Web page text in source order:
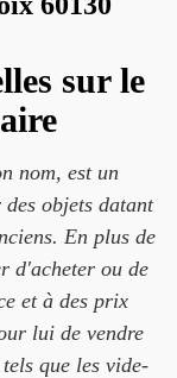
sur le
nom, est un
objets datant
En plus de
d'acheter ou de
et à des prix
lui de vendre
que les vide-